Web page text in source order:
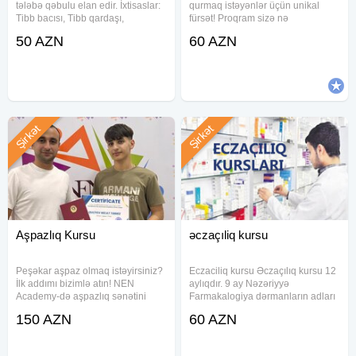
tələbə qəbulu elan edir. İxtisaslar:
Tibb bacısı, Tibb qardaşı,
Kosmetologiya, Hicama və s. Bir
50 AZN
qurmaq istəyənlər üçün unikal
fürsət! Proqram sizə nə
praktiki biliklər və diplomlar: 1 il
60 AZN
Aşpazlıq Kursu
Peşəkar aşpaz olmaq istəyirsiniz?
İlk addımı bizimlə atın! NEN
Academy-də aşpazlıq sənətini
ən məşhur mətbəx sirlərini kəşf
Şirkət
150 AZN
əczaçıliq kursu
Eczaciliq kursu Əczaçılıq kursu 12
aylıqdır. 9 ay Nəzəriyyə
Farmakalogiya dərmanların adları
Təcrübə keçirilir. Sonda imtahan
Şirkət
60 AZN